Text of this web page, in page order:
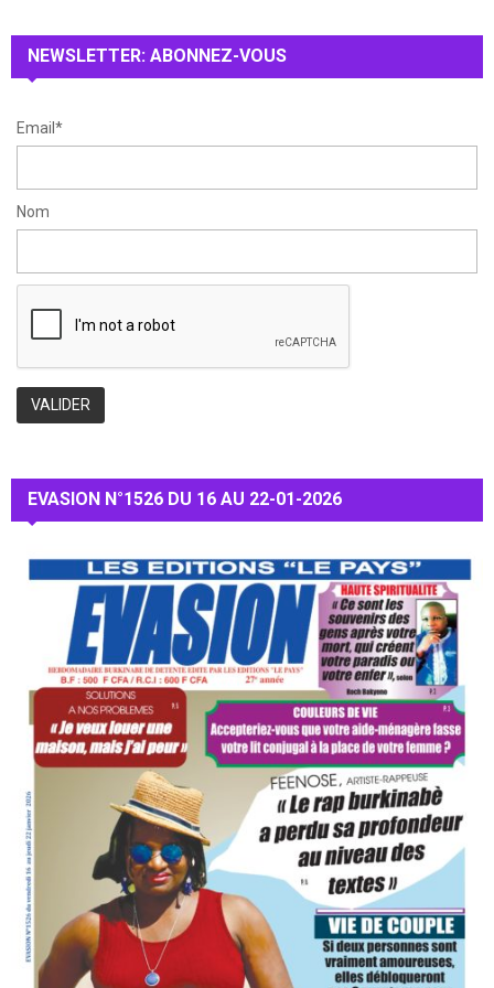
:
NEWSLETTER: ABONNEZ-VOUS
Email*
Nom
EVASION N°1526 DU 16 AU 22-01-2026